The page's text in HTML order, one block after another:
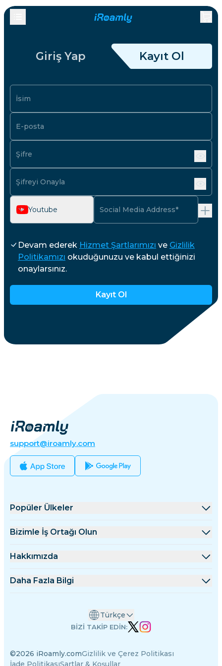
Giriş Yap Kayıt Ol
İsim
E-posta
Şifre
Şifreyi Onayla
Youtube Social Media Address*
Devam ederek Hizmet Şartlarımızı ve Gizlilik
Politikamızı okuduğunuzu ve kabul ettiğinizi
onaylarsınız.
Kayıt Ol
support@iroamly.com
Popüler Ülkeler
Amerika Birleşik Devletleri
Fransa
Hindistan
Bizimle İş Ortağı Olun
Toptan Satış Platformu
API Dokümanları
Hakkımızda
iRoamly Hakkında
Daha Fazla Bilgi
Yazarlar Ekibi
©2026 iRoamly.comGizlilik ve Çerez Politikası
İade PolitikasıŞartlar & Koşullar
Türkçe
BİZİ TAKİP EDİN: